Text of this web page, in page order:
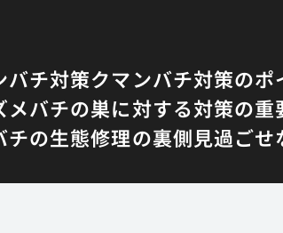
バチ対策クマンバチ対策のポ
メバチの巣に対する対策の重
チの生態修理の裏側見過ご